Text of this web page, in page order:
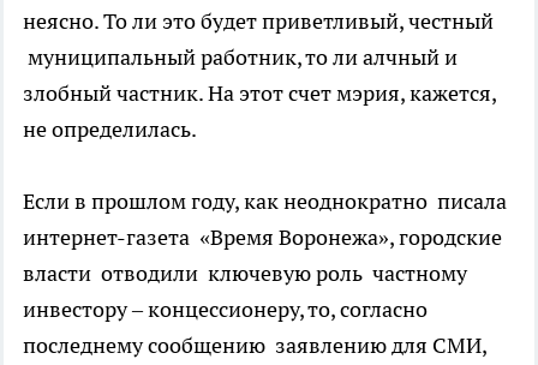
неясно. То ли это будет приветливый, честный
муниципальный работник, то ли алчный и
злобный частник. На этот счет мэрия, кажется,
не определилась.
Если в прошлом году, как неоднократно писала
интернет-газета «Время Воронежа», городские
власти отводили ключевую роль частному
инвестору – концессионеру, то, согласно
последнему сообщению заявлению для СМИ,